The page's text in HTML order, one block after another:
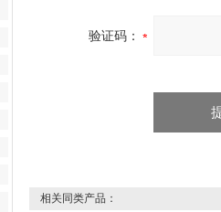
验证码：
相关同类产品：